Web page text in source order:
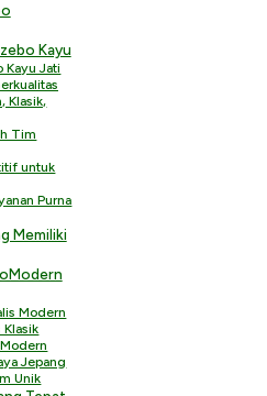
Kayu
Kayu Jati
Klasik,
Tim
untuk
Purna
Memiliki
Modern
Klasik
Jepang
Unik